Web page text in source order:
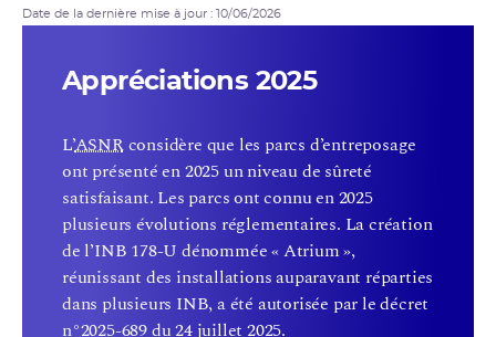
Date de la dernière mise à jour : 10/06/2026
Appréciations 2025
L’ASNRconsidère que les parcs d’entreposage
ont présenté en 2025 un niveau de sûreté
satisfaisant. Les parcs ont connu en 2025
plusieurs évolutions réglementaires. La création
de l’INB 178-U dénommée « Atrium »,
réunissant des installations auparavant réparties
dans plusieurs INB, a été autorisée par le décret
n°2025-689 du 24 juillet 2025.